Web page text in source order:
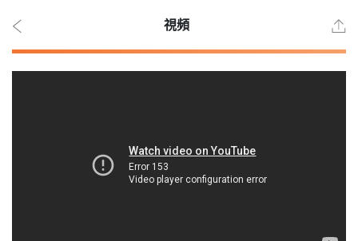
視頻